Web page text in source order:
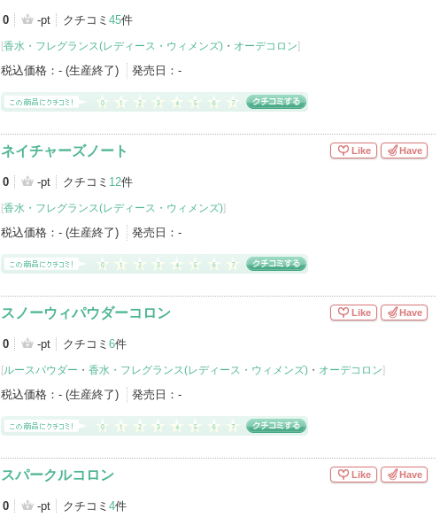
0 -pt クチコミ 45件
[香水・フレグランス(レディース・ウィメンズ) ・ オーデコロン]
税込価格： - (生産終了) 発売日： -
ネイチャーズノート
0 -pt クチコミ 12件
[香水・フレグランス(レディース・ウィメンズ)]
税込価格： - (生産終了) 発売日： -
Like Have
スノーウィパウダーコロン
0 -pt クチコミ 6件
[ルースパウダー ・ 香水・フレグランス(レディース・ウィメンズ) ・ オーデコロン]
税込価格： - (生産終了) 発売日： -
Like Have
スパークルコロン
0 -pt クチコミ 4件
Like Have